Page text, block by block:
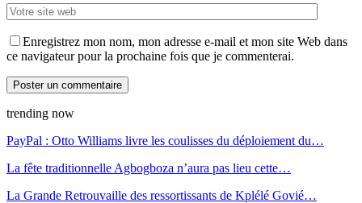
Enregistrez mon nom, mon adresse e-mail et mon site Web dans
ce navigateur pour la prochaine fois que je commenterai.
trending now
PayPal : Otto Williams livre les coulisses du déploiement du…
La fête traditionnelle Agbogboza n’aura pas lieu cette…
La Grande Retrouvaille des ressortissants de Kplélé Govié…